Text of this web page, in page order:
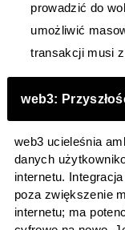
prowadzić do
umożliwić
transakcji musi
web3:
web3 ucieleśnia
danych
internetu.
poza zwiększenie
internetu; ma